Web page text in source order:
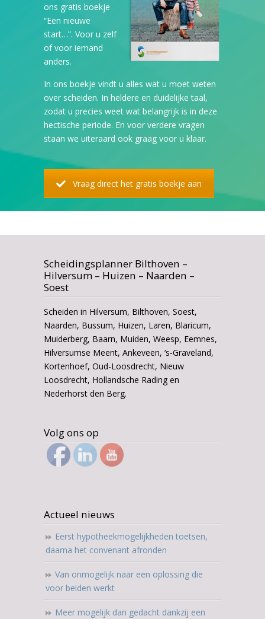
ons gratis boekje
“Een nieuwe
start…”. Voor u zelf
of voor iemand
anders.
In ons boekje vindt u alles wat u moet weten
over scheiden. In heldere en duidelijke taal,
zodat u precies weet wat belangrijk is in deze
hectische periode. En voor verdere vragen
staan we uiteraard ook graag voor u klaar.
Vraag direct het gratis boekje aan
Scheidingsplanner Bilthoven –
Hilversum – Huizen – Naarden –
Soest
Scheiden in Hilversum, Bilthoven, Soest,
Naarden, Bussum, Huizen, Laren, Blaricum,
Muiderberg, Baarn, Muiden, Weesp, Eemnes,
Hilversumse Meent, Ankeveen, ‘s-Graveland,
Kortenhoef, Oud-Loosdrecht, Nieuw
Loosdrecht, Hollandsche Rading en
Nederhorst den Berg.
Volg ons op
Actueel nieuws
Eerst hypotheekmogelijkheden toetsen,
daarna het convenant afronden
Van onmogelijk naar een oplossing die
voor beiden werkt
Meer mogelijk dan gedacht dankzij een